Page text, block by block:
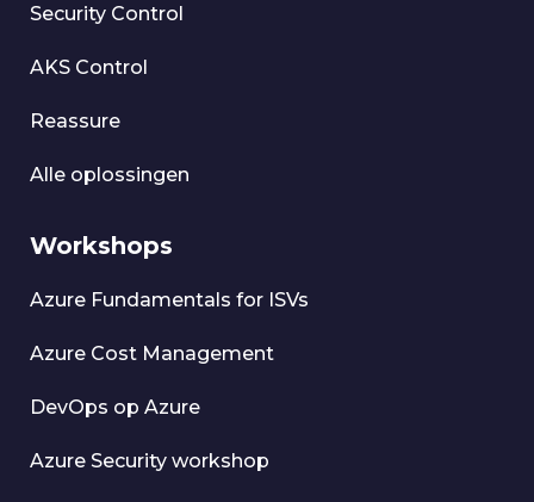
Security Control
AKS Control
Reassure
Alle oplossingen
Workshops
Azure Fundamentals for ISVs
Azure Cost Management
DevOps op Azure
Azure Security workshop